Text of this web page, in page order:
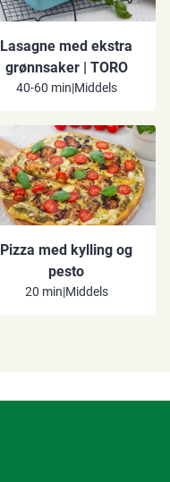
Lasagne med ekstra
grønnsaker​​​​ ‌| TORO ‍ ​‍​‍‌‍ ‌ ​‍‌‍‍‌‌‍‌ ‌‍‍‌‌‍ ‍​‍​‍​ ‍‍​‍​‍‌ ​ ‌‍​‌‌‍ ‍‌‍‍‌‌ ‌​‌ ‍‌​‍ ‍‌‍‍‌‌‍ ​‍​‍​‍ ​​‍​‍‌‍‍​‌ ​‍‌‍‌‌‌‍‌‍​‍​‍​ ‍‍​‍​‍‌‍‍​‌ ‌​‌ ‌​‌ ​​‌ ​ ​ ‍‍​‍ ​‍ ‌‍‍ ‌‍‍‌‌ ‌ ‌‍‍‌​‍ ‌‌‍​ ‌‍ ‌‌ ​ ​‍ ‍‌ ​ ‌‍​‌‌‍ ‍‌‍‍‌‌ ‌​‌ ‍‌​‍ ‍‌ ​ ‌ ‌​‌ ‌‌‌‍‌​‌‍‍‌‌‍ ​‍ ‌‍‍‌‌‍ ‍‌ ‌​‌‍‌‌‌‍ ‍‌ ‌​​‍ ‌‍‌‌‌‍‌​‌‍‍‌‌ ‌​​‍ ‌‍ ‌‌‍ ‌‍‌​‌‍‌‌​ ‌‌ ​​‌ ​‍‌‍‌‌‌ ​ ‌‍‌‌‌‍ ‍‌ ‌​‌‍​‌‌ ‌​‌‍‍‌‌‍ ‌‍ ‍​ ‍ ‌‍‍‌‌‍‌​​ ‌​ ‌‌​ ‌‍​ ‌​​ ‌‍​ ‌‍​ ​‌​ ​​​ ‌ ​‍ ‌‌‍‌‍‌‍‌‍​ ​‌​ ​​​‍ ‌​ ‌​‌‍‌​‌‍‌‍​ ‍‌​‍ ‌‌‍​‌​ ​​​ ​‌​ ‌​​‍ ‌​ ‍​​ ‌‌​ ​‍​ ​‍​ ‌‌​ ​​​ ‌ ‌‍​ ​ ‌‌‌‍‌‌​ ‍​​ ‍​​ ‍ ‌ ‌​‌ ‍‌‌ ​​‌‍‌‌​ ‌‌‍​‌‌ ​‍‌ ‌​‌‍‍‌‌‍​ ‌‍ ​‌‍‌‌​ ‍ ‌ ​​‌‍​‌‌ ‌​‌‍‍​​ ‌‌ ‌​‌‍‍‌‌ ‌​‌‍ ​‌‍‌‌​ ‌‍​‍‌‍​‌‌ ​ ‌‍‌‌‌‌‌‌‌ ​‍‌‍ ​​ ‌‌‍‍​‌ ‌​‌ ‌​‌ ​​‌ ​ ​‍‌‌​ ​ ‌​​‌​‍‌‌​ ​‍‌​‌‍​‍‌‌​ ​‍‌​‌‍‌‍‍ ‌‍‍‌‌ ‌ ‌‍‍‌​‍ ‌‌‍​ ‌‍ ‌‌ ​ ​‍ ‍‌ ​ ‌‍​‌‌‍ ‍‌‍‍‌‌ ‌​‌ ‍‌​‍ ‍‌ ​ ‌ ‌​‌ ‌‌‌‍‌​‌‍‍‌‌‍ ​‍‌‍‌‍‍‌‌‍‌​​ ‌​ ‌‌​ ‌‍​ ‌​​ ‌‍​ ‌‍​ ​‌​ ​​​ ‌ ​‍ ‌‌‍‌‍‌‍‌‍​ ​‌​ ​​​‍ ‌​ ‌​‌‍‌​‌‍‌‍​ ‍‌​‍ ‌‌‍​‌​ ​​​ ​‌​ ‌​​‍ ‌​ ‍​​ ‌‌​ ​‍​ ​‍​ ‌‌​ ​​​ ‌ ‌‍​ ​ ‌‌‌‍‌‌​ ‍​​ ‍​​‍‌‍‌ ‌​‌ ‍‌‌ ​​‌‍‌‌​ ‌‌‍​‌‌ ​‍‌ ‌​‌‍‍‌‌‍​ ‌‍ ​‌‍‌‌​‍‌‍‌ ​​‌‍​‌‌ ‌​‌‍‍​​ ‌‌ ‌​‌‍‍‌‌ ‌​‌‍ ​‌‍‌‌​‍​‍‌ ‌
40-60 min|Middels
Pizza med kylling og
pesto
20 min|Middels